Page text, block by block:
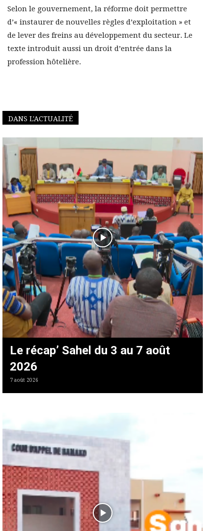
Selon le gouvernement, la réforme doit permettre
d’« instaurer de nouvelles règles d’exploitation » et
de lever des freins au développement du secteur. Le
texte introduit aussi un droit d’entrée dans la
profession hôtelière.
DANS L'ACTUALITÉ
Le récap’ Sahel du 3 au 7 août
2026
7 août 2026